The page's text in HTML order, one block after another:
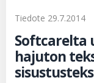
Tiedote 29.7.2014
Softcarelta
hajuton